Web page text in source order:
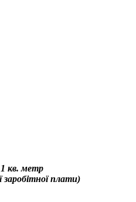
1 кв. метр
заробітної плати)